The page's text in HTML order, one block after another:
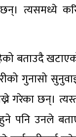
त्यसमध्ये
बताउदै
गुनासो
गरेका छन्।
पनि उनले